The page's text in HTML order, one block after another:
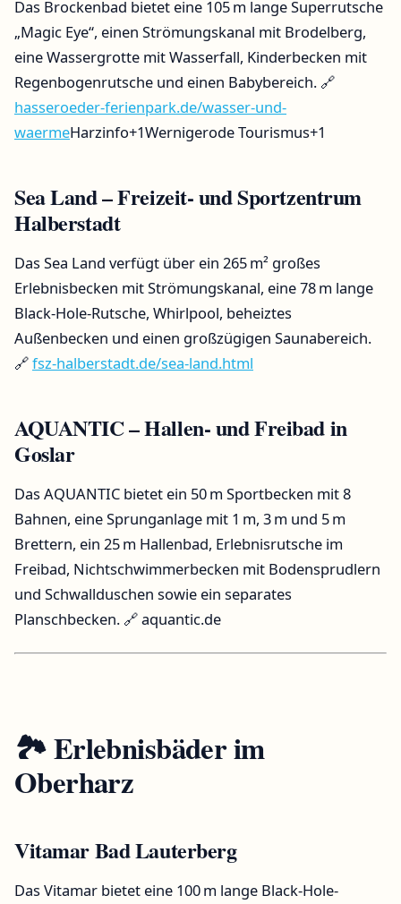
Das Brockenbad bietet eine 105 m lange Superrutsche
„Magic Eye“, einen Strömungskanal mit Brodelberg,
eine Wassergrotte mit Wasserfall, Kinderbecken mit
Regenbogenrutsche und einen Babybereich. 🔗
hasseroeder-ferienpark.de/wasser-und-
waermeHarzinfo+1Wernigerode Tourismus+1
Sea Land – Freizeit- und Sportzentrum
Halberstadt
Das Sea Land verfügt über ein 265 m² großes
Erlebnisbecken mit Strömungskanal, eine 78 m lange
Black-Hole-Rutsche, Whirlpool, beheiztes
Außenbecken und einen großzügigen Saunabereich.
🔗fsz-halberstadt.de/sea-land.html
AQUANTIC – Hallen- und Freibad in
Goslar
Das AQUANTIC bietet ein 50 m Sportbecken mit 8
Bahnen, eine Sprunganlage mit 1 m, 3 m und 5 m
Brettern, ein 25 m Hallenbad, Erlebnisrutsche im
Freibad, Nichtschwimmerbecken mit Bodensprudlern
und Schwallduschen sowie ein separates
Planschbecken. 🔗 aquantic.de
🏞️ Erlebnisbäder im
Oberharz
Vitamar Bad Lauterberg
Das Vitamar bietet eine 100 m lange Black-Hole-